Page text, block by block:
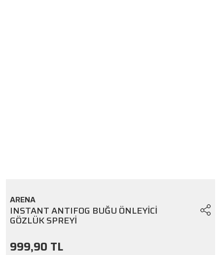
ARENA
INSTANT ANTIFOG BUĞU ÖNLEYİCİ
GÖZLÜK SPREYİ
999,90 TL